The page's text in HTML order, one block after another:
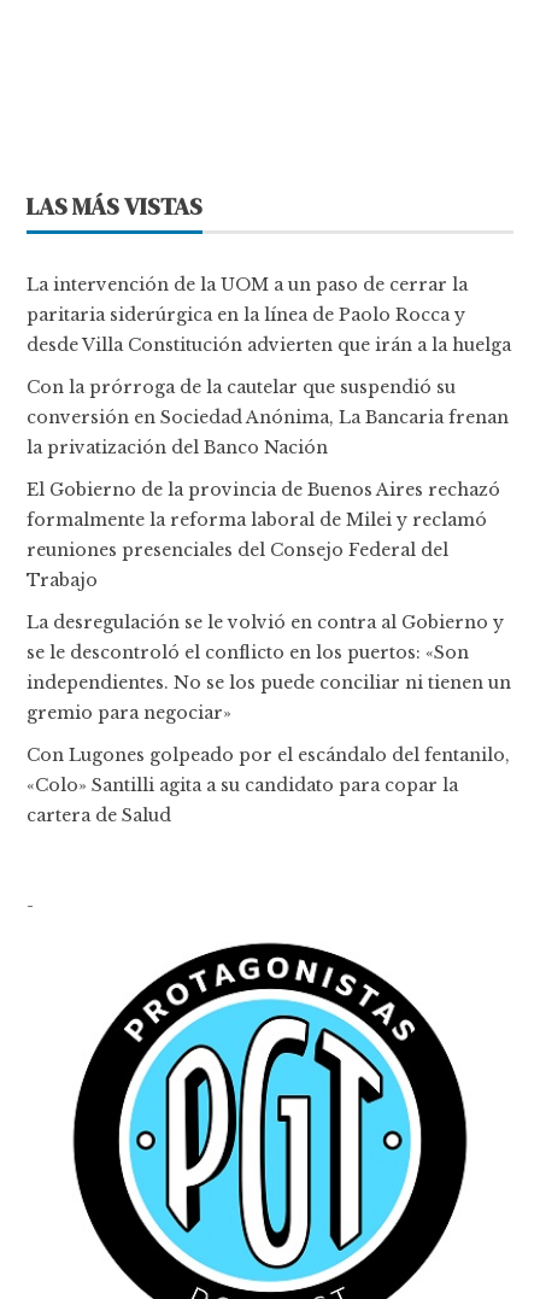
LAS MÁS VISTAS
La intervención de la UOM a un paso de cerrar la
paritaria siderúrgica en la línea de Paolo Rocca y
desde Villa Constitución advierten que irán a la huelga
Con la prórroga de la cautelar que suspendió su
conversión en Sociedad Anónima, La Bancaria frenan
la privatización del Banco Nación
El Gobierno de la provincia de Buenos Aires rechazó
formalmente la reforma laboral de Milei y reclamó
reuniones presenciales del Consejo Federal del
Trabajo
La desregulación se le volvió en contra al Gobierno y
se le descontroló el conflicto en los puertos: «Son
independientes. No se los puede conciliar ni tienen un
gremio para negociar»
Con Lugones golpeado por el escándalo del fentanilo,
«Colo» Santilli agita a su candidato para copar la
cartera de Salud
-